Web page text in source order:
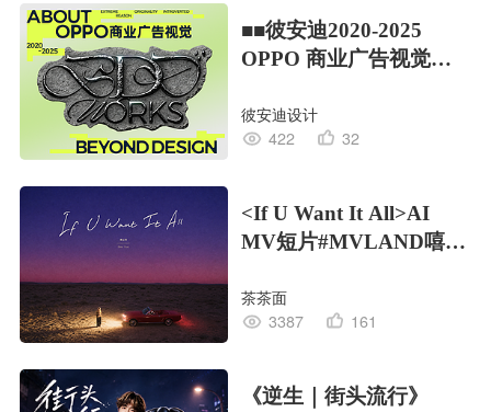
■■彼安迪2020-2025
OPPO 商业广告视觉合
彼安迪设计
422
32
<If U Want It All>AI
MV短片#MVLAND嘻哈
茶茶面
3387
161
《逆生｜街头流行》